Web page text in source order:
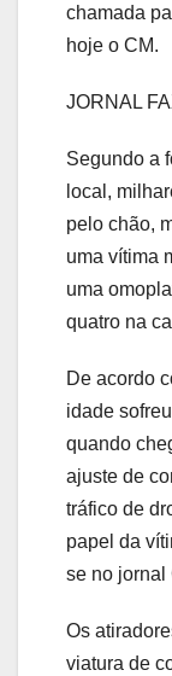
chamada
hoje o CM.
JORNAL
Segundo a
local,
pelo chão,
uma vítima
uma
quatro na
De acordo
idade
quando
ajuste de
tráfico de
papel da
se no jornal
Os
viatura de